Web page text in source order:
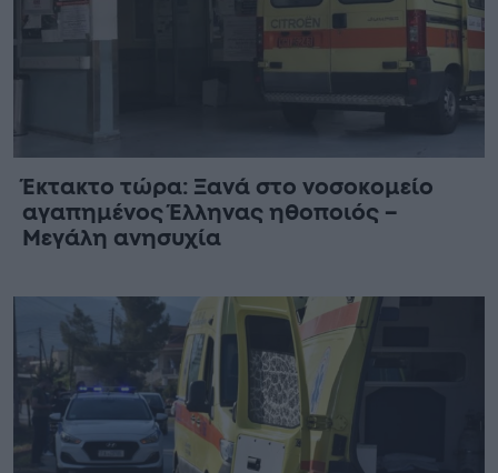
Έκτακτο τώρα: Ξανά στο νοσοκομείο
αγαπημένος Έλληνας ηθοποιός –
Μεγάλη ανησυχία